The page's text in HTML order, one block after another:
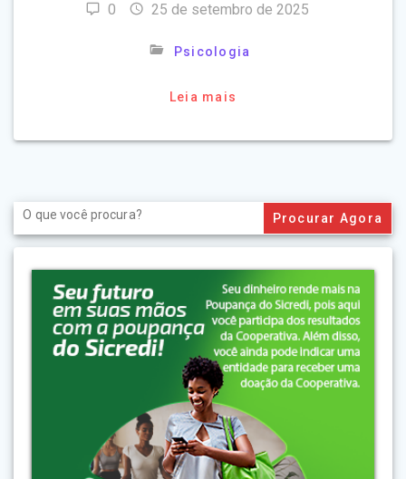
0 25 de setembro de 2025
Psicologia
Leia mais
Search
for: